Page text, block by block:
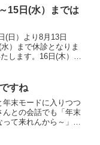
は新しい本と入れ替
15日(水）までは
(日）より8月13日
）まで休診となりま
します。16日(木）よ
すね
年末モードに入りつつ
んとの会話でも「年末
て来れんから～」と